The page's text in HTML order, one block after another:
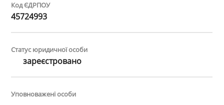
Код ЄДРПОУ
45724993
Статус юридичної особи
зареєстровано
Уповноважені особи